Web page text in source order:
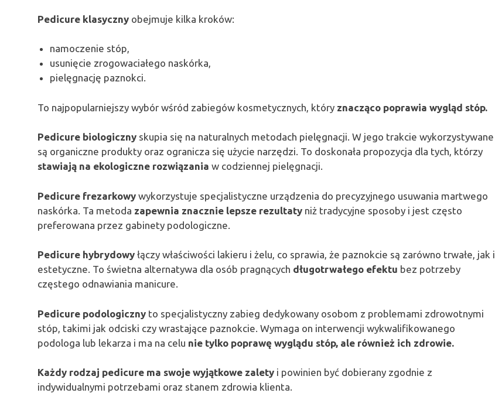
Pedicure klasyczny obejmuje kilka kroków:
namoczenie stóp,
usunięcie zrogowaciałego naskórka,
pielęgnację paznokci.
To najpopularniejszy wybór wśród zabiegów kosmetycznych, który znacząco poprawia wygląd stóp.
Pedicure biologiczny skupia się na naturalnych metodach pielęgnacji. W jego trakcie wykorzystywane
są organiczne produkty oraz ogranicza się użycie narzędzi. To doskonała propozycja dla tych, którzy
stawiają na ekologiczne rozwiązania w codziennej pielęgnacji.
Pedicure frezarkowy wykorzystuje specjalistyczne urządzenia do precyzyjnego usuwania martwego
naskórka. Ta metoda zapewnia znacznie lepsze rezultaty niż tradycyjne sposoby i jest często
preferowana przez gabinety podologiczne.
Pedicure hybrydowy łączy właściwości lakieru i żelu, co sprawia, że paznokcie są zarówno trwałe, jak i
estetyczne. To świetna alternatywa dla osób pragnących długotrwałego efektu bez potrzeby
częstego odnawiania manicure.
Pedicure podologiczny to specjalistyczny zabieg dedykowany osobom z problemami zdrowotnymi
stóp, takimi jak odciski czy wrastające paznokcie. Wymaga on interwencji wykwalifikowanego
podologa lub lekarza i ma na celu nie tylko poprawę wyglądu stóp, ale również ich zdrowie.
Każdy rodzaj pedicure ma swoje wyjątkowe zalety i powinien być dobierany zgodnie z
indywidualnymi potrzebami oraz stanem zdrowia klienta.